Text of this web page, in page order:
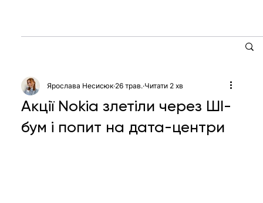
Акції Nokia злетіли через ШІ-
бум і попит на дата-центри
Ярослава Несисюк 26 трав. Читати 2 хв